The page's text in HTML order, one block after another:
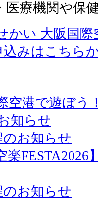
療機関や保
かい 大阪国際
みはこちら
空港で遊ぼう
知らせ
お知らせ
楽
お知らせ